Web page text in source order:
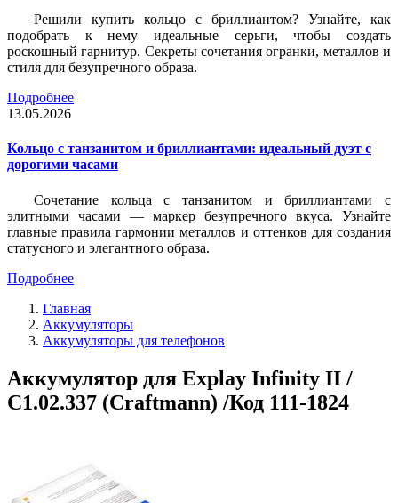
Решили купить кольцо с бриллиантом? Узнайте, как
подобрать к нему идеальные серьги, чтобы создать
роскошный гарнитур. Секреты сочетания огранки, металлов и
стиля для безупречного образа.
Подробнее
13.05.2026
Кольцо с танзанитом и бриллиантами: идеальный дуэт с
дорогими часами
Сочетание кольца с танзанитом и бриллиантами с
элитными часами — маркер безупречного вкуса. Узнайте
главные правила гармонии металлов и оттенков для создания
статусного и элегантного образа.
Подробнее
Главная
Аккумуляторы
Аккумуляторы для телефонов
Аккумулятор для Explay Infinity II /
C1.02.337 (Craftmann) /Код 111-1824